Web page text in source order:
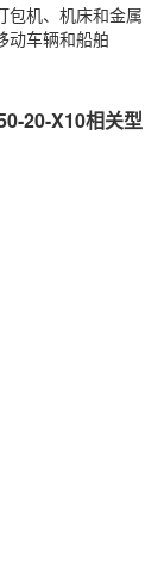
包机、机床和金属
动车辆和船舶
20-X10相关型